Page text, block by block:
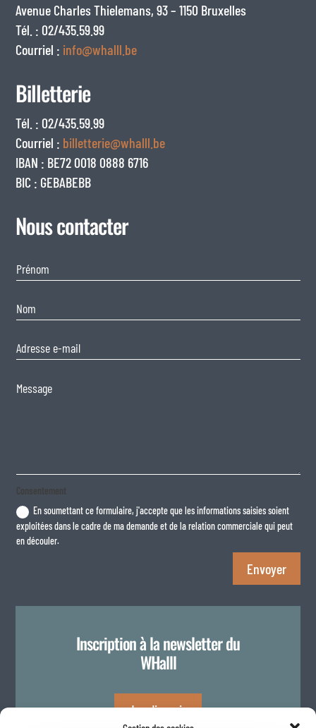
Avenue Charles Thielemans, 93 – 1150 Bruxelles
Tél. : 02/435.59.99
Courriel : info@whalll.be
Billetterie
Tél. : 02/435.59.99
Courriel : billetterie@whalll.be
IBAN : BE72 0018 0888 6716
BIC : GEBABEBB
Nous contacter
Consentement
En soumettant ce formulaire, j'accepte que les informations saisies soient
exploitées dans le cadre de ma demande et de la relation commerciale qui peut
en découler.
Envoyer
Inscription à la newsletter du
WHalll
Je m'inscris